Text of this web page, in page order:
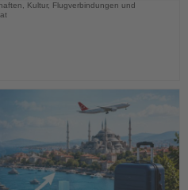
Kultur, Flugverbindungen und